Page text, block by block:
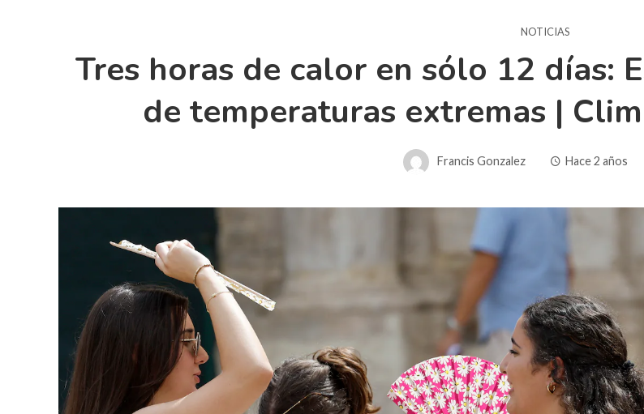
NOTICIAS
Tres horas de calor en sólo 12 días:
de temperaturas extremas |
Francis Gonzalez Hace 2 años